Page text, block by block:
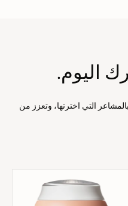
اليوم.
التي اخترتها، وتعزز من